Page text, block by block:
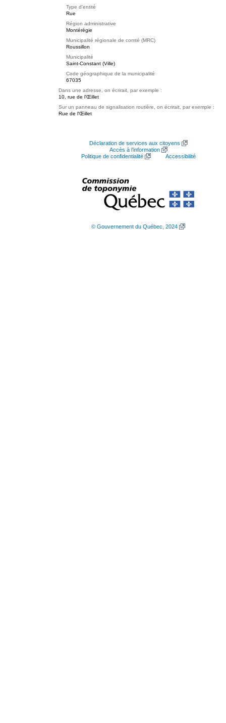
Type d'entité
Rue
Région administrative
Montérégie
Municipalité régionale de comté (MRC)
Roussillon
Municipalité
Saint-Constant (Ville)
Code géographique de la municipalité
67035
Dans une adresse, on écrirait, par exemple :
10, rue de l'Œillet
Sur un panneau de signalisation routière, on écrirait, par exemple :
Rue de l'Œillet
Déclaration de services aux citoyens
Accès à l’information
Politique de confidentialité
Accessibilité
© Gouvernement du Québec, 2024